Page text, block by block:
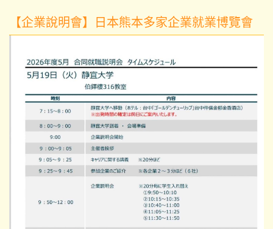
【企業說明會】日本熊本多家企業就業博覽會